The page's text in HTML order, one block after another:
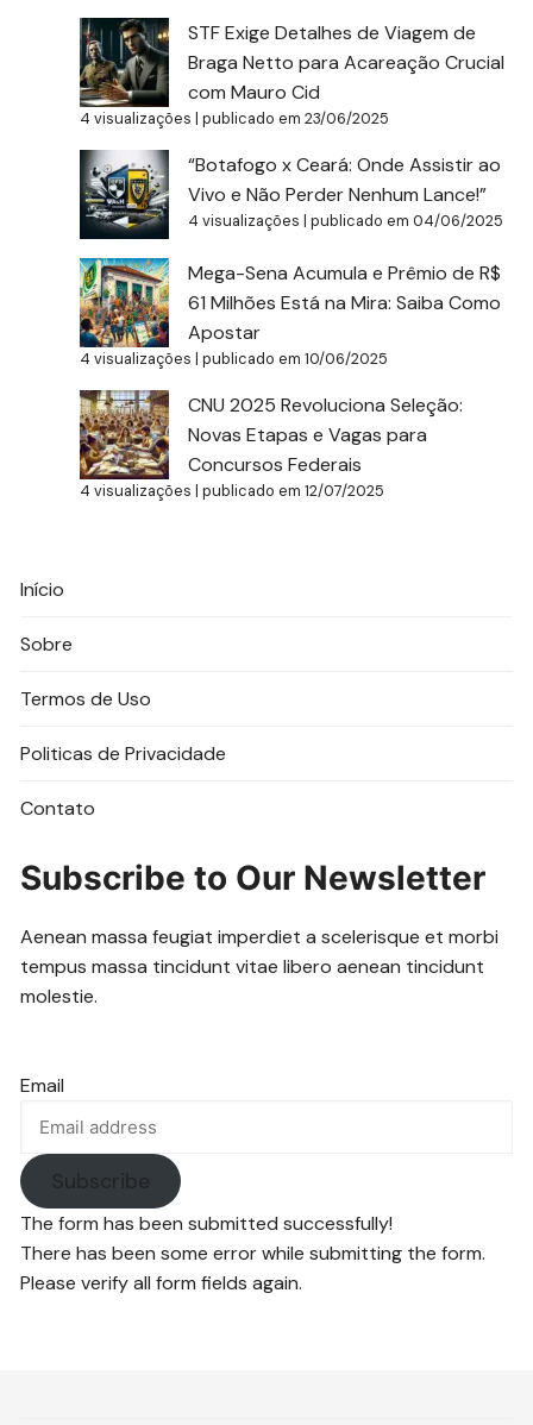
STF Exige Detalhes de Viagem de
Braga Netto para Acareação Crucial
com Mauro Cid
4 visualizações |publicado em 23/06/2025
“Botafogo x Ceará: Onde Assistir ao
Vivo e Não Perder Nenhum Lance!”
4 visualizações |publicado em 04/06/2025
Mega-Sena Acumula e Prêmio de R$
61 Milhões Está na Mira: Saiba Como
Apostar
4 visualizações |publicado em 10/06/2025
CNU 2025 Revoluciona Seleção:
Novas Etapas e Vagas para
Concursos Federais
4 visualizações |publicado em 12/07/2025
Início
Sobre
Termos de Uso
Politicas de Privacidade
Contato
Subscribe to Our Newsletter
Aenean massa feugiat imperdiet a scelerisque et morbi
tempus massa tincidunt vitae libero aenean tincidunt
molestie.
Email
Subscribe
The form has been submitted successfully!
There has been some error while submitting the form.
Please verify all form fields again.